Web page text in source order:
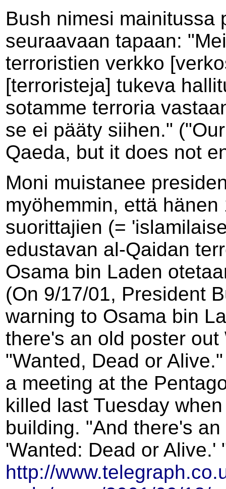
Bush nimesi mainitussa
seuraavaan tapaan:
terroristien verkko
[terroristeja] tukeva
sotamme terroria
se ei pääty siihen."
Qaeda, but it does not
Moni muistanee
myöhemmin, että
suorittajien (=
edustavan al-Qaidan
Osama bin Laden
(On 9/17/01, President
warning to Osama bin
there's an old poster
"Wanted, Dead or
a meeting at the
killed last Tuesday
building. "And there's
'Wanted: Dead or Alive.'
http://